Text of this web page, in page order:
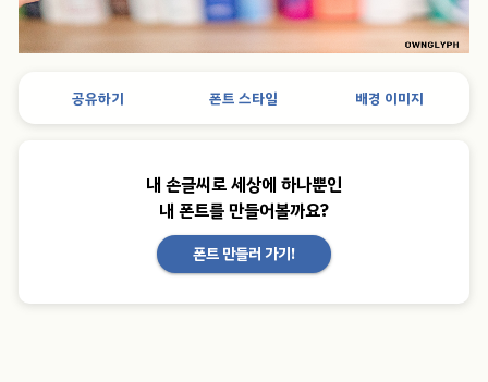
공유하기 폰트 스타일 배경 이미지
내 손글씨로 세상에 하나뿐인
내 폰트를 만들어볼까요?
폰트 만들러 가기!